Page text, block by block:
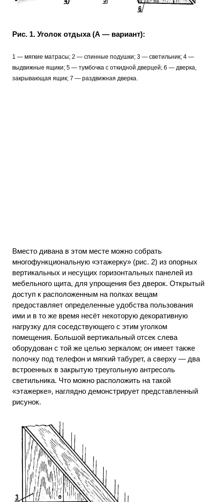
Рис. 1. Уголок отдыха (А — вариант):
1 — мягкие матрасы; 2 — спинные подушки; 3 — светильник; 4 —
выдвижные ящики; 5 — тумбочка с откидной дверцей; 6 — дверка,
закрывающая ящик; 7 — раздвижная дверка.
Вместо дивана в этом месте можно собрать
многофункциональную «этажерку» (рис. 2) из опорных
вертикальных и несущих горизонтальных панелей из
мебельного щита, для упрощения без дверок. Открытый
доступ к расположенным на полках вещам
предоставляет определенные удобства пользования
ими и в то же время несёт некоторую декоративную
нагрузку для соседствующего с этим уголком
помещения. Большой вертикальный отсек слева
оборудован с той же целью зеркалом; он имеет также
полочку под телефон и мягкий табурет, а сверху — два
встроенных в закрытую треугольную антресоль
светильника. Что можно расположить на такой
«этажерке», наглядно демонстрирует представленный
рисунок.